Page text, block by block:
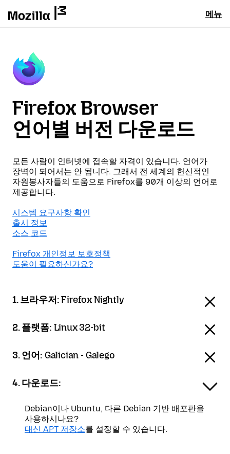
메뉴
Firefox Browser
언어별 버전 다운로드
모든 사람이 인터넷에 접속할 자격이 있습니다. 언어가
장벽이 되어서는 안 됩니다. 그래서 전 세계의 헌신적인
자원봉사자들의 도움으로 Firefox를 90개 이상의 언어로
제공합니다.
시스템 요구사항 확인
출시 정보
소스 코드
Firefox 개인정보 보호정책
도움이 필요하신가요?
1. 브라우저:Firefox Nightly
2. 플랫폼: Linux 32-bit
3. 언어: Galician - Galego
4. 다운로드:
Debian이나 Ubuntu, 다른 Debian 기반 배포판을
사용하시나요?
대신 APT 저장소를 설정할 수 있습니다.